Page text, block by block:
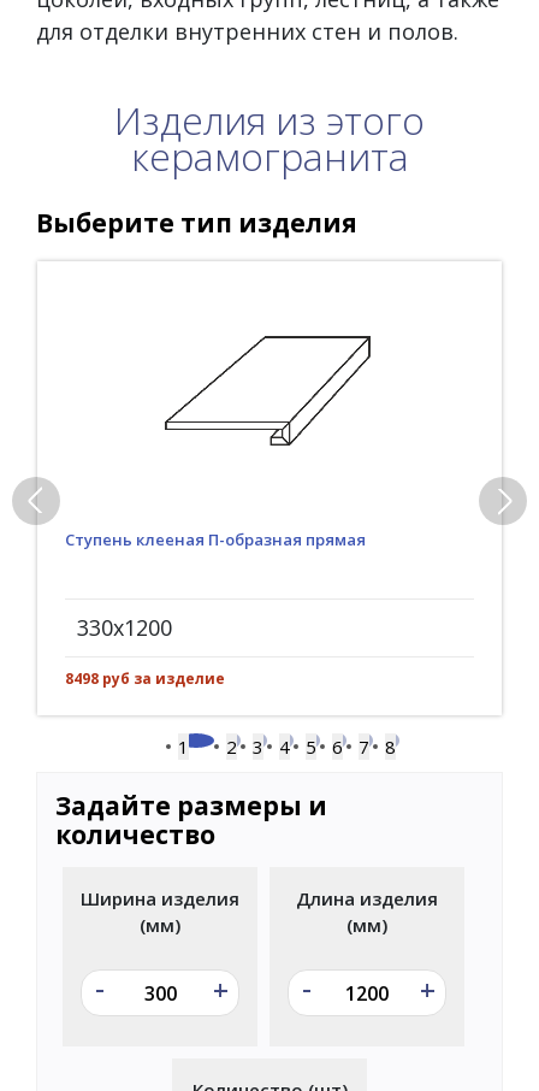
для отделки внутренних стен и полов.
Изделия из этого
керамогранита
Выберите тип изделия
Ступень клееная П-образная прямая
330x1200
8498 руб за изделие
1 2 3 4 5 6 7 8
Задайте размеры и
количество
Ширина изделия
(мм)
- +
Длина изделия
(мм)
- +